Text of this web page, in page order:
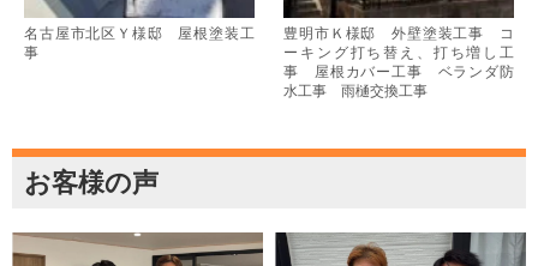
名古屋市北区Ｙ様邸 屋根塗装工
事
豊明市Ｋ様邸 外壁塗装工事 コ
ーキング打ち替え、打ち増し工
事 屋根カバー工事 ベランダ防
水工事 雨樋交換工事
お客様の声